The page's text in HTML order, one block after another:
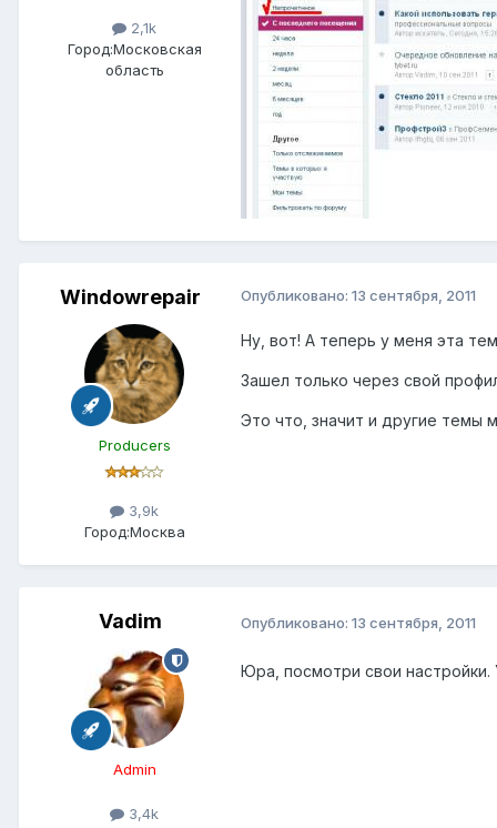
2,1k
Город:Московская
область
Windowrepair
Producers
3,9k
Город:Москва
Опубликовано: 13 сентября, 2011
Ну, вот! А теперь у меня эта
Зашел только через свой
Это что, значит и другие темы
Vadim
Admin
3,4k
Опубликовано: 13 сентября, 2011
Юра, посмотри свои настройки.